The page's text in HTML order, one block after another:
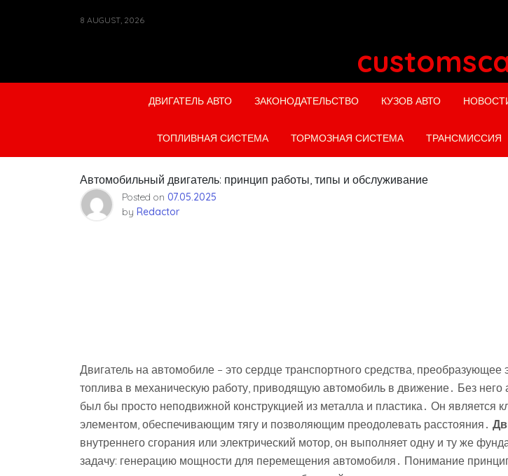
8 AUGUST, 2026
ДВИГАТЕЛЬ АВТО ЗАКОНОДАТЕЛЬСТВО КУЗОВ АВТО
ТОПЛИВНАЯ СИСТЕМА ТОРМОЗНАЯ СИСТЕМА ТРАНСМИССИЯ
Автомобильный двигатель: принцип работы, типы и обслуживание
Posted on 07.05.2025
by Redactor
Двигатель на автомобиле – это сердце транспортного средства, преобразующее
топлива в механическую работу, приводящую автомобиль в движение․ Без него
был бы просто неподвижной конструкцией из металла и пластика․ Он является
элементом, обеспечивающим тягу и позволяющим преодолевать расстояния․
внутреннего сгорания или электрический мотор, он выполняет одну и ту же
задачу: генерацию мощности для перемещения автомобиля․ Понимание